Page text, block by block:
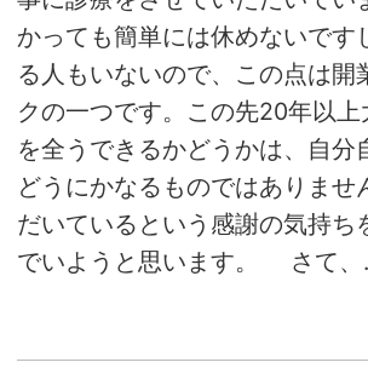
かっても簡単には休めないです
る人もいないので、この点は開
クの一つです。この先20年以
を全うできるかどうかは、自分
どうにかなるものではありませ
だいているという感謝の気持ち
でいようと思います。 さて、